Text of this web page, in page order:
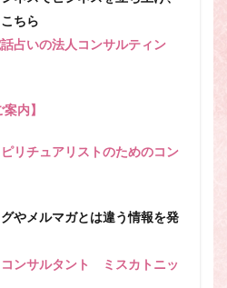
ちら
占いの法人コンサルティン
内】
リチュアリストのためのコン
やメルマガとは違う情報を発
ンサルタント ミスカトニッ